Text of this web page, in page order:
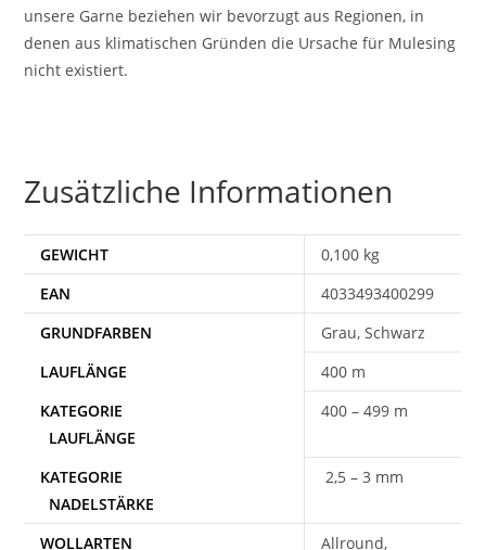
unsere Garne beziehen wir bevorzugt aus Regionen, in
denen aus klimatischen Gründen die Ursache für Mulesing
nicht existiert.
Zusätzliche Informationen
GEWICHT
0,100 kg
EAN
4033493400299
Grau, Schwarz
400 m
400 – 499 m
2,5 – 3 mm
WOLLARTEN Allround,